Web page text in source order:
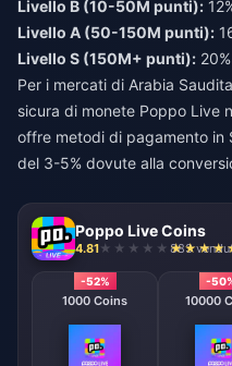
Livello B (10-50M punti):
Livello A (50-150M punti):
Livello S (150M+ punti):
Per i mercati di Arabia
sicura di monete Poppo Live
offre metodi di pagamento in
del 3-5% dovute alla
Poppo Live Coins
4.81 883
-52%
1000 Coins
-
10000